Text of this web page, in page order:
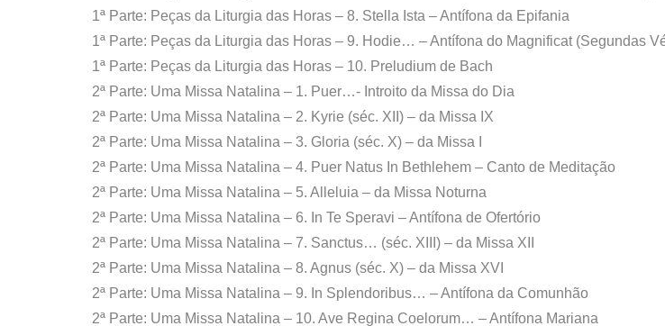
1ª Parte: Peças da Liturgia das Horas – 8. Stella Ista – Antífona da Epifania
1ª Parte: Peças da Liturgia das Horas – 9. Hodie… – Antífona do Magnificat (Segundas
1ª Parte: Peças da Liturgia das Horas – 10. Preludium de Bach
2ª Parte: Uma Missa Natalina – 1. Puer…- Introito da Missa do Dia
2ª Parte: Uma Missa Natalina – 2. Kyrie (séc. XII) – da Missa IX
2ª Parte: Uma Missa Natalina – 3. Gloria (séc. X) – da Missa I
2ª Parte: Uma Missa Natalina – 4. Puer Natus In Bethlehem – Canto de Meditação
2ª Parte: Uma Missa Natalina – 5. Alleluia – da Missa Noturna
2ª Parte: Uma Missa Natalina – 6. In Te Speravi – Antífona de Ofertório
2ª Parte: Uma Missa Natalina – 7. Sanctus… (séc. XIII) – da Missa XII
2ª Parte: Uma Missa Natalina – 8. Agnus (séc. X) – da Missa XVI
2ª Parte: Uma Missa Natalina – 9. In Splendoribus… – Antífona da Comunhão
2ª Parte: Uma Missa Natalina – 10. Ave Regina Coelorum… – Antífona Mariana